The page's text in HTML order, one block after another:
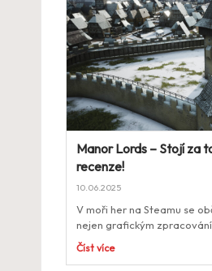
Manor Lords – Stojí za
recenze!
10.06.2025
V moři her na Steamu se
nejen grafickým
Číst více